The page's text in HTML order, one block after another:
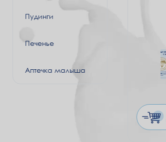
Пудинги
Печенье
Аптечка малыша